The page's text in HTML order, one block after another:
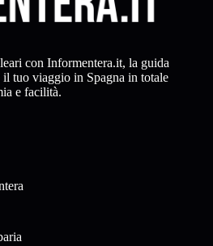
con Informentera.it, la guida
tuo viaggio in Spagna in totale
e facilità.